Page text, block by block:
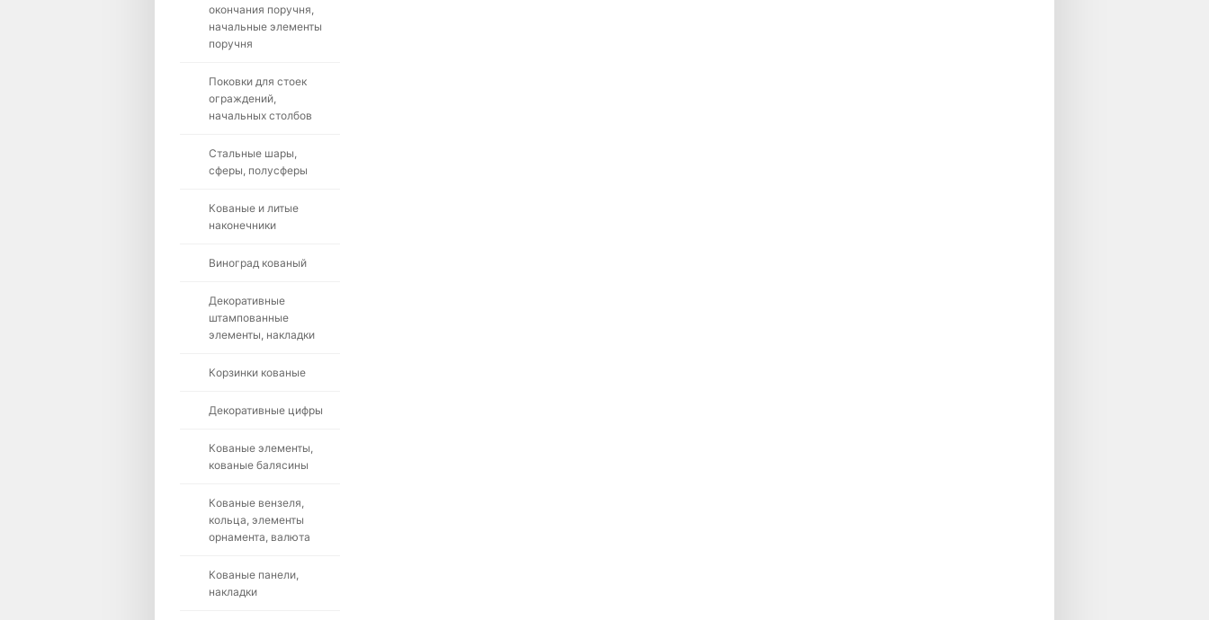
окончания поручня,
начальные элементы
поручня
Поковки для стоек
ограждений,
начальных столбов
Стальные шары,
сферы, полусферы
Кованые и литые
наконечники
Виноград кованый
Декоративные
штампованные
элементы, накладки
Корзинки кованые
Декоративные цифры
Кованые элементы,
кованые балясины
Кованые вензеля,
кольца, элементы
орнамента, валюта
Кованые панели,
накладки